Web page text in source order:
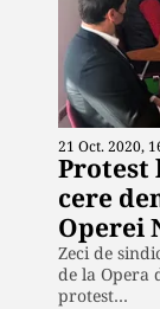
21 Oct. 2020,
Protest
cere
Operei
Zeci de
de la Opera
protest…